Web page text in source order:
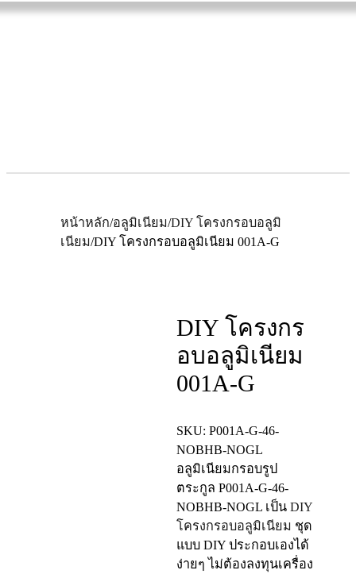
หน้าหลัก/อลูมิเนียม/DIY โครงกรอบอลูมิ
เนียม/DIY โครงกรอบอลูมิเนียม 001A-G
DIY โครงกร
อบอลูมิเนียม
001A-G
SKU:P001A-G-46-
NOBHB-NOGL
อลูมิเนียมกรอบรูป
ตระกูลP001A-G-46-
NOBHB-NOGL เป็นDIY
โครงกรอบอลูมิเนียม ชุด
แบบ DIY ประกอบเองได้
ง่ายๆ ไม่ต้องลงทุนเครื่อง